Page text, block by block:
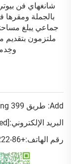
شانغهاي فن
بالجملة
ملتزمون بتقديم
Add: طريق Panjing 399، منطقة Baoshan، شنغهاي
البريد الإلكتروني:[email protected]
رقم الهاتف:+86-13901607222